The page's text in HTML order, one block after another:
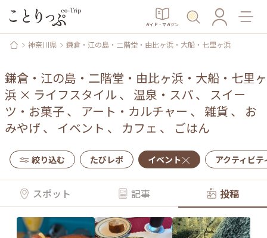
ガイド・マガジン
神奈川県 鎌倉・江の島・二階堂・由比ヶ浜・大船・七里ヶ浜
鎌倉・江の島・二階堂・由比ヶ浜・大船・七里ヶ
浜 × ライフスタイル、 温泉・スパ、 スイー
ツ・お菓子、 アート・カルチャー 、 雑貨 、 お
みやげ 、 イベント 、 カフェ 、 ごはん
絞り込む たびレポ イベント アクティビテ
スポット 記事 投稿